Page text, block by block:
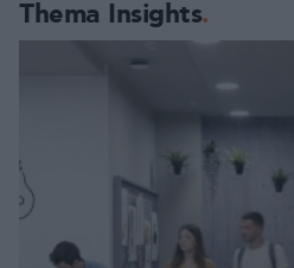
Thema Insights